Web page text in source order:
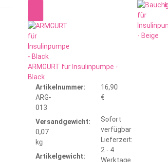
ARMGURT für Insulinpumpe -
Black
Artikelnummer:
ARG-
013
Versandgewicht:
0,07
kg
Artikelgewicht:
16,90
€
Sofort
verfügbar
Lieferzeit:
2 - 4
Werktage